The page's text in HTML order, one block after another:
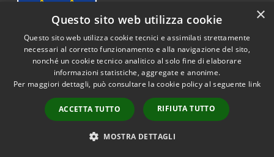
Comune di Riccione
×
Questo sito web utilizza cookie
Questo sito web utilizza cookie tecnici e assimilati strettamente
necessari al corretto funzionamento e alla navigazione del sito,
nonché un cookie tecnico analitico al solo fine di elaborare
informazioni statistiche, aggregate e anonime.
Per maggiori dettagli, può consultare la cookie policy al seguente link
ACCETTA TUTTO RIFIUTA TUTTO
MOSTRA DETTAGLI